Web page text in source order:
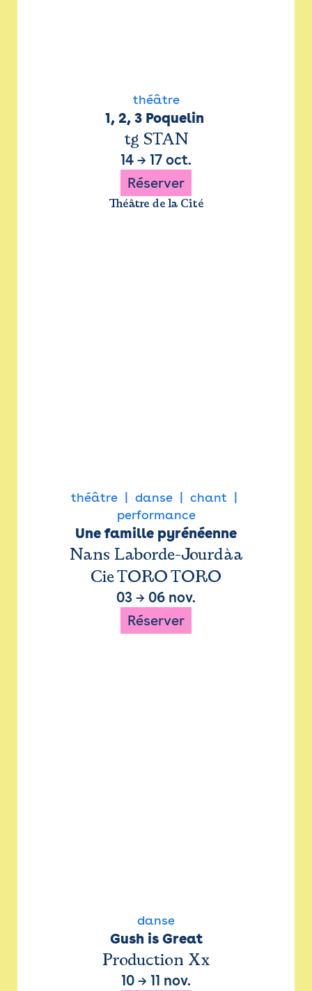
théâtre
1, 2, 3 Poquelin
tg STAN
14 → 17 oct.
Réserver
Théâtre de la Cité
théâtre danse
chant
performance
Une famille pyrénéenne
Nans Laborde-Jourdàa
Cie TORO TORO
03 → 06 nov.
Réserver
danse
Gush is Great
Production Xx
10 → 11 nov.